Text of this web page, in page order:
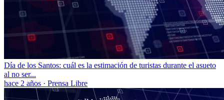
Día de los Santos: cuál es la estimación de turistas durante el asueto
al no ser...
hace 2 años · Prensa Libre